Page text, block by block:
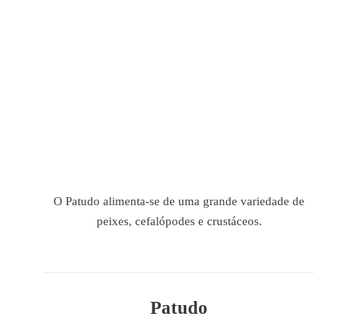
O Patudo alimenta-se de uma grande variedade de
peixes, cefalópodes e crustáceos.
Patudo